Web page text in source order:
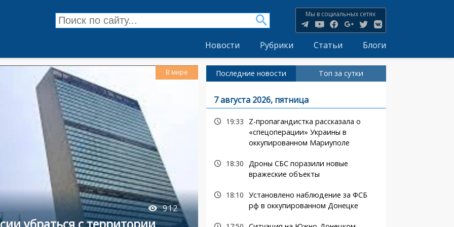
Мы в социальных сетях
Новости Рубрики Статьи Блоги
912
В мире Последние новости Топ за сутки
7 августа 2026, пятница
19:33
Z-пропагандистка рассказала о
«спецоперации» Украины в
оккупированном Мариуполе
18:30 Дроны СБС поразили новые
вражеские объекты
18:10 Установлено наблюдение за ФСБ
рф в оккупированном Донецке